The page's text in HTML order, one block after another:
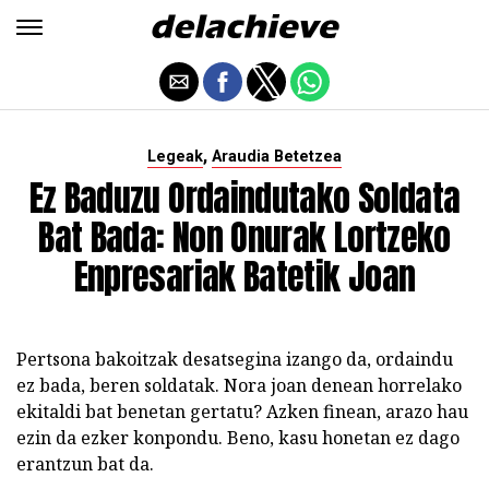
Legeak, Araudia Betetzea
Ez Baduzu Ordaindutako Soldata
Bat Bada: Non Onurak Lortzeko
Enpresariak Batetik Joan
Pertsona bakoitzak desatsegina izango da, ordaindu
ez bada, beren soldatak. Nora joan denean horrelako
ekitaldi bat benetan gertatu? Azken finean, arazo hau
ezin da ezker konpondu. Beno, kasu honetan ez dago
erantzun bat da.